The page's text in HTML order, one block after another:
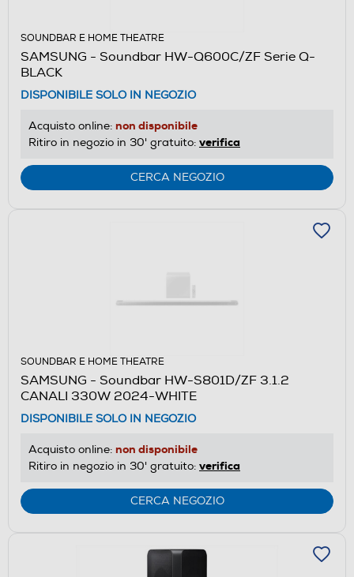
SOUNDBAR E HOME THEATRE
SAMSUNG - Soundbar HW-Q600C/ZF Serie Q-
BLACK
DISPONIBILE SOLO IN NEGOZIO
Acquisto online: non disponibile
Ritiro in negozio in 30' gratuito: verifica
CERCA NEGOZIO
SOUNDBAR E HOME THEATRE
SAMSUNG - Soundbar HW-S801D/ZF 3.1.2
CANALI 330W 2024-WHITE
DISPONIBILE SOLO IN NEGOZIO
Acquisto online: non disponibile
Ritiro in negozio in 30' gratuito: verifica
CERCA NEGOZIO